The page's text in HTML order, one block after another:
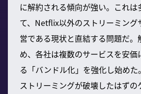
に解約される傾向が強い。これは
て、Netflix以外のストリーミング
営である現状と直結する問題だ。
め、各社は複数のサービスを安価
る「バンドル化」を強化し始め
ストリーミングが破壊したはずの